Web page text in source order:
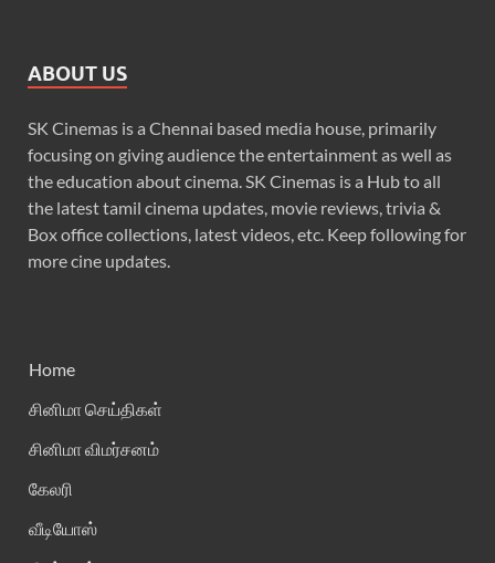
ABOUT US
SK Cinemas is a Chennai based media house, primarily
focusing on giving audience the entertainment as well as
the education about cinema. SK Cinemas is a Hub to all
the latest tamil cinema updates, movie reviews, trivia &
Box office collections, latest videos, etc. Keep following for
more cine updates.
Home
சினிமா செய்திகள்
சினிமா விமர்சனம்
கேலரி
வீடியோஸ்